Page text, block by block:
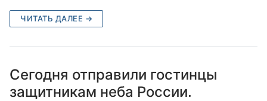
ЧИТАТЬ ДАЛЕЕ →
Сегодня отправили гостинцы
защитникам неба России.